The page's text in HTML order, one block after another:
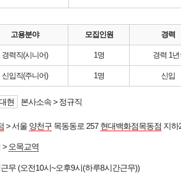
고용분야 모집인원 경력
경력직(시니어) 1명 경력 1년
신입직(주니어) 1명 신입
현 본사소속 > 정규직
> 서울 양천구 목동동로 257 현대백화점목동점 지하
> 오목교역
무 (오전10시~오후9시(하루8시간근무))